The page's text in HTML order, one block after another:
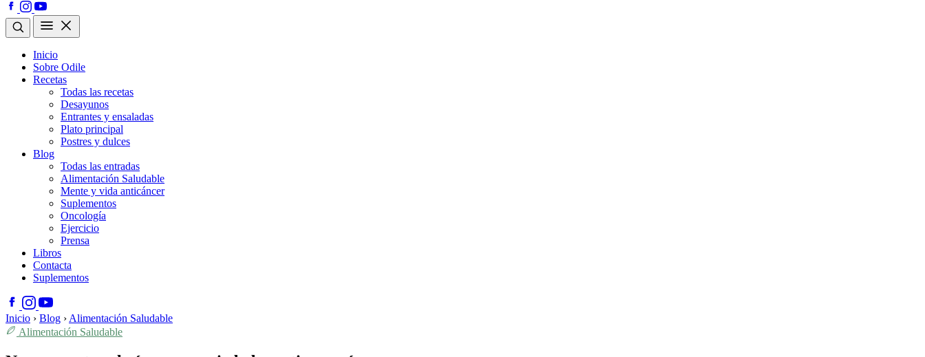
Inicio
Sobre Odile
Recetas
Todas las recetas
Desayunos
Entrantes y ensaladas
Plato principal
Postres y dulces
Blog
Todas las entradas
Alimentación Saludable
Mente y vida anticáncer
Suplementos
Oncología
Ejercicio
Prensa
Libros
Contacta
Suplementos
Inicio › Blog › Alimentación Saludable
Alimentación Saludable